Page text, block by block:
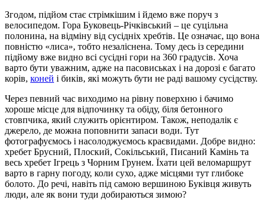
Згодом, підйом стає стрімкішим і йдемо вже поруч з
велосипедом. Гора Буковець-Річківський – це суцільна
полонина, на відміну від сусідніх хребтів. Це означає, що вона
повністю «лиса», тобто незаліснена. Тому десь із середини
підйому вже видно всі сусідні гори на 360 градусів. Хоча
варто бути уважним, адже на пасовиськах і на дорозі є багато
корів, коней і биків, які можуть бути не раді вашому сусідству.
Через певний час виходимо на рівну поверхню і бачимо
хороше місце для відпочинку та обіду, біля бетонного
стовпчика, який служить орієнтиром. Також, неподалік є
джерело, де можна поповнити запаси води. Тут
фотографуємось і насолоджуємось краєвидами. Добре видно:
хребет Брусний, Плоский, Сокільський, Писаний Камінь та
весь хребет Ігрець з Чорним Грунем. Їхати цей веломаршрут
варто в гарну погоду, коли сухо, адже місцями тут глибоке
болото. До речі, навіть під самою вершиною Буківця живуть
люди, але як вони туди добираються зимою?